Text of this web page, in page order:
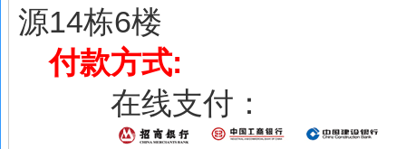
源14栋6楼
付款方式:
在线支付：